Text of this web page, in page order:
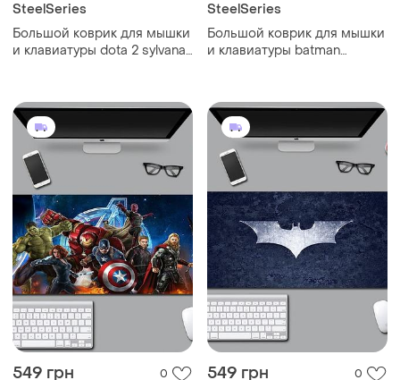
SteelSeries
Большой коврик для мышки
и клавиатуры dota 2 sylvanas
SteelSeries
Большой коврик для мышки
и клавиатуры batman
549 грн 0 549 грн 0